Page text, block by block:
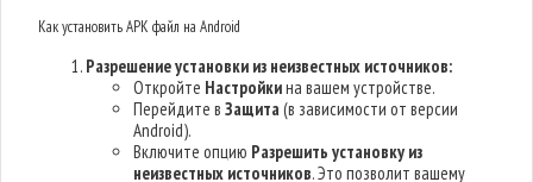
Как установить APK файл на Android
Разрешение установки из неизвестных источников:
Откройте Настройкина вашем устройстве.
Перейдите вЗащита(в зависимости от версии
Android).
Включите опцию Разрешить установку из
неизвестных источников. Это позволит вашему